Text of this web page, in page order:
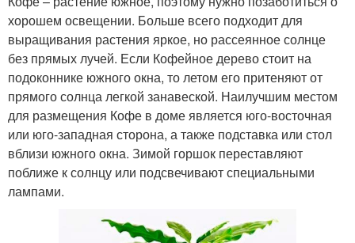
хорошем освещении. Больше всего подходит для
выращивания растения яркое, но рассеянное солнце
без прямых лучей. Если Кофейное дерево стоит на
подоконнике южного окна, то летом его притеняют от
прямого солнца легкой занавеской. Наилучшим местом
для размещения Кофе в доме является юго-восточная
или юго-западная сторона, а также подставка или стол
вблизи южного окна. Зимой горшок переставляют
поближе к солнцу или подсвечивают специальными
лампами.